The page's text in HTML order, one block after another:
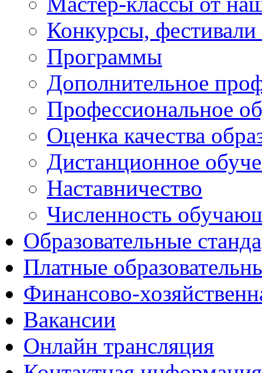
Конкурсы,
Программы
Дополнительное
Профессиональное
Оценка качества
Дистанционное
Наставничество
Численность
Образовательные
Платные
Финансово-
Вакансии
Онлайн трансляция